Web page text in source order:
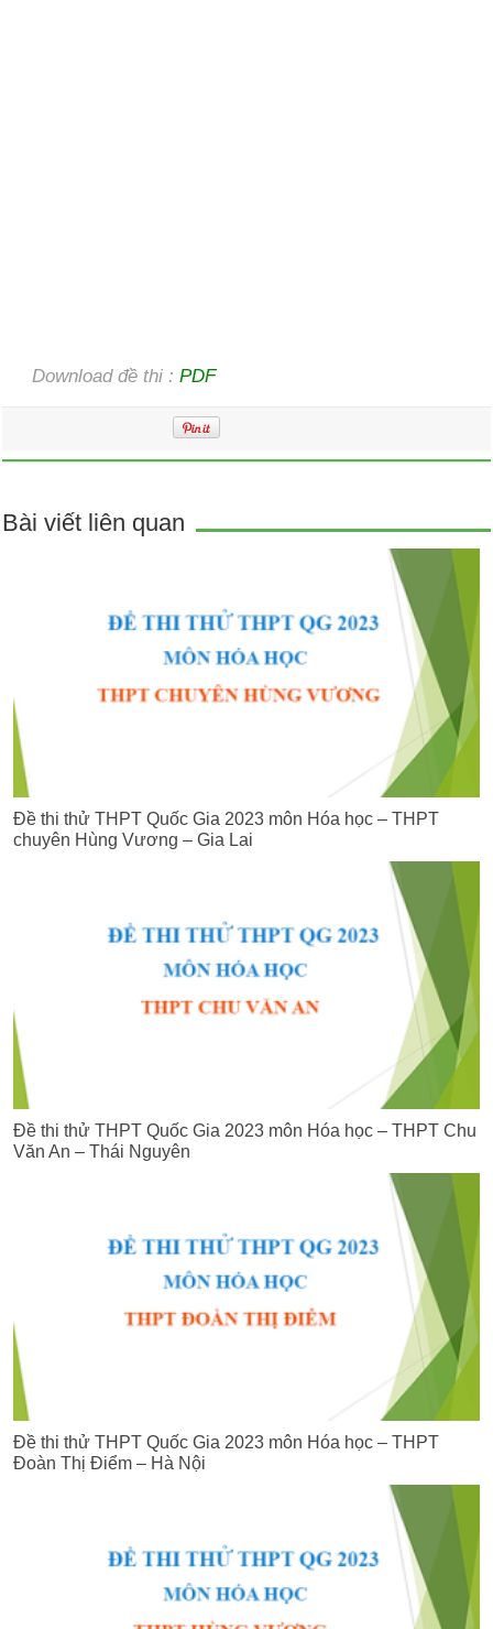
Download đề thi :PDF
Bài viết liên quan
Đề thi thử THPT Quốc Gia 2023 môn Hóa học – THPT
chuyên Hùng Vương – Gia Lai
Đề thi thử THPT Quốc Gia 2023 môn Hóa học – THPT Chu
Văn An – Thái Nguyên
Đề thi thử THPT Quốc Gia 2023 môn Hóa học – THPT
Đoàn Thị Điểm – Hà Nội